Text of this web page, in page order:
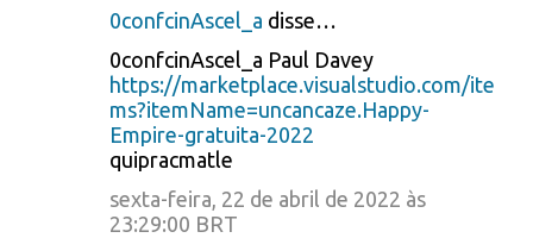
0confcinAscel_a disse…
0confcinAscel_a Paul Davey
https://marketplace.visualstudio.com/ite
ms?itemName=uncancaze.Happy-
Empire-gratuita-2022
quipracmatle
sexta-feira, 22 de abril de 2022 às
23:29:00 BRT